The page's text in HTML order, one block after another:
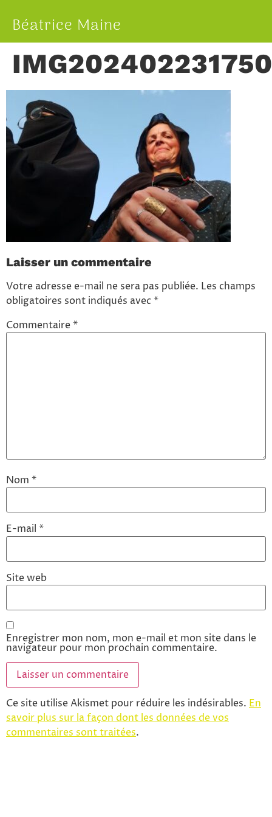
Béatrice Maine
Laisser un commentaire
Votre adresse e-mail ne sera pas publiée. Les champs
obligatoires sont indiqués avec*
Commentaire*
Nom *
E-mail *
Site web
Enregistrer mon nom, mon e-mail et mon site dans le
navigateur pour mon prochain commentaire.
Ce site utilise Akismet pour réduire les indésirables. En
savoir plus sur la façon dont les données de vos
commentaires sont traitées.